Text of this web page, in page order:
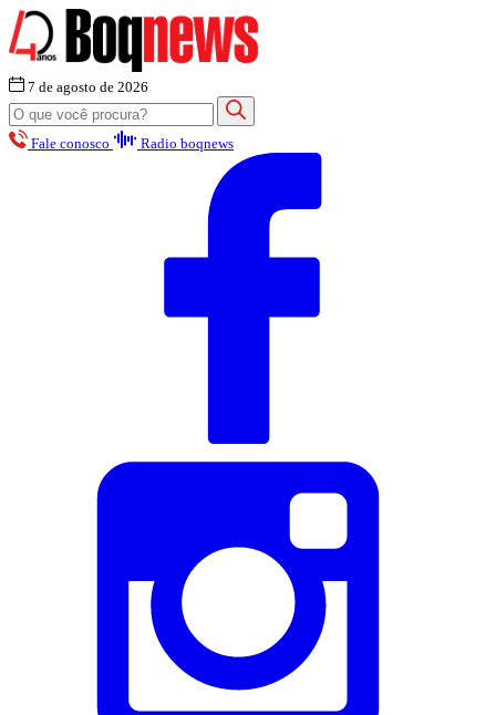
7 de agosto de 2026
Fale conosco Radio boqnews